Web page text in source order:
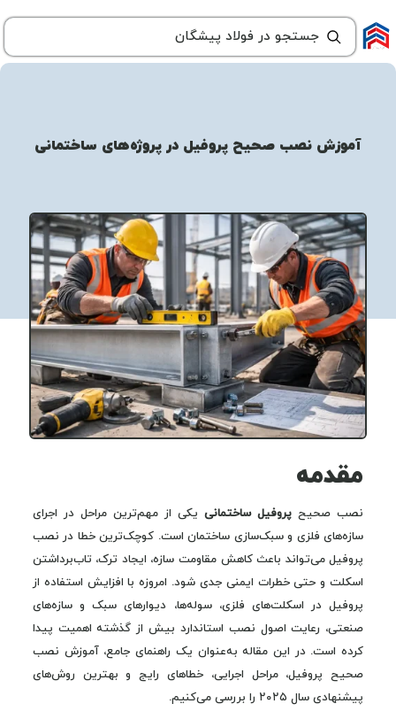
آموزش نصب صحیح پروفیل در پروژه‌های ساختمانی
مقدمه
نصب صحیح پروفیل ساختمانییکی از مهم‌ترین مراحل در اجرای
سازه‌های فلزی و سبک‌سازی ساختمان است. کوچک‌ترین خطا در نصب
پروفیل می‌تواند باعث کاهش مقاومت سازه، ایجاد ترک، تاب‌برداشتن
اسکلت و حتی خطرات ایمنی جدی شود. امروزه با افزایش استفاده از
پروفیل در اسکلت‌های فلزی، سوله‌ها، دیوارهای سبک و سازه‌های
صنعتی، رعایت اصول نصب استاندارد بیش از گذشته اهمیت پیدا
کرده است. در این مقاله به‌عنوان یک راهنمای جامع، آموزش نصب
صحیح پروفیل، مراحل اجرایی، خطاهای رایج و بهترین روش‌های
پیشنهادی سال ۲۰۲۵ را بررسی می‌کنیم.